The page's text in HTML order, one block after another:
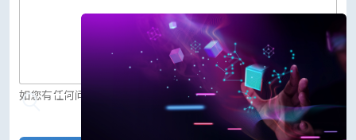
c
o
如您有任何问题，欢迎留言给我们。